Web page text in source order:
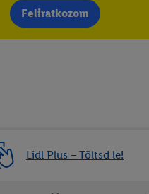
Feliratkozom
Lidl Plus – Töltsd le!